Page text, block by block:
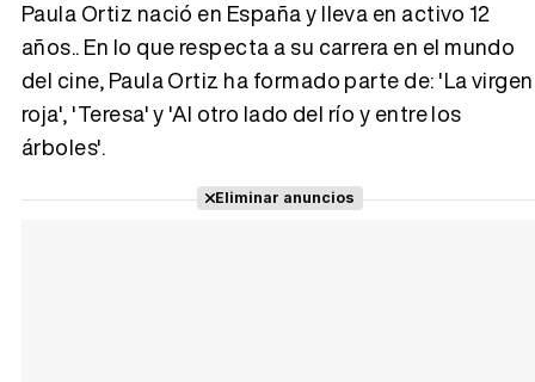
Tráiler 'Vida perra' (2026)
Paula Ortiz nació en España y lleva en activo 12
años.. En lo que respecta a su carrera en el mundo
del cine, Paula Ortiz ha formado parte de: 'La virgen
roja', 'Teresa' y 'Al otro lado del río y entre los
árboles'.
Eliminar anuncios